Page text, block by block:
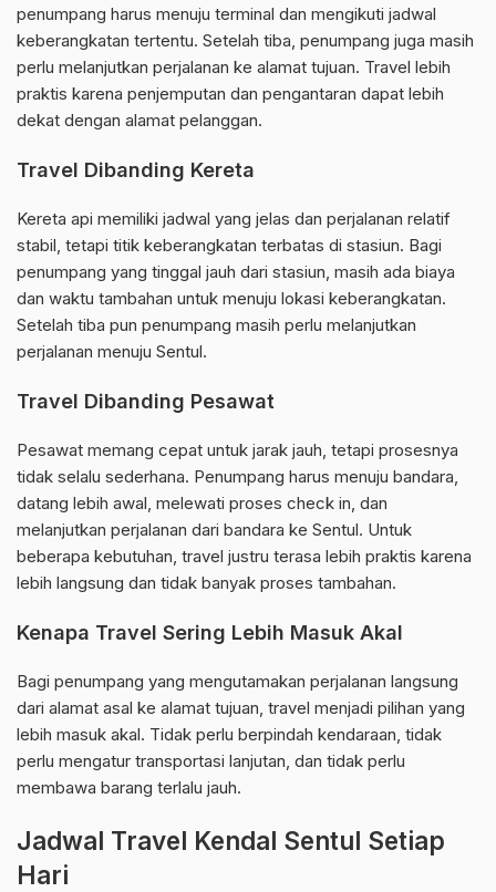
penumpang harus menuju terminal dan mengikuti jadwal
keberangkatan tertentu. Setelah tiba, penumpang juga masih
perlu melanjutkan perjalanan ke alamat tujuan. Travel lebih
praktis karena penjemputan dan pengantaran dapat lebih
dekat dengan alamat pelanggan.
Travel Dibanding Kereta
Kereta api memiliki jadwal yang jelas dan perjalanan relatif
stabil, tetapi titik keberangkatan terbatas di stasiun. Bagi
penumpang yang tinggal jauh dari stasiun, masih ada biaya
dan waktu tambahan untuk menuju lokasi keberangkatan.
Setelah tiba pun penumpang masih perlu melanjutkan
perjalanan menuju Sentul.
Travel Dibanding Pesawat
Pesawat memang cepat untuk jarak jauh, tetapi prosesnya
tidak selalu sederhana. Penumpang harus menuju bandara,
datang lebih awal, melewati proses check in, dan
melanjutkan perjalanan dari bandara ke Sentul. Untuk
beberapa kebutuhan, travel justru terasa lebih praktis karena
lebih langsung dan tidak banyak proses tambahan.
Kenapa Travel Sering Lebih Masuk Akal
Bagi penumpang yang mengutamakan perjalanan langsung
dari alamat asal ke alamat tujuan, travel menjadi pilihan yang
lebih masuk akal. Tidak perlu berpindah kendaraan, tidak
perlu mengatur transportasi lanjutan, dan tidak perlu
membawa barang terlalu jauh.
Jadwal Travel Kendal Sentul Setiap
Hari